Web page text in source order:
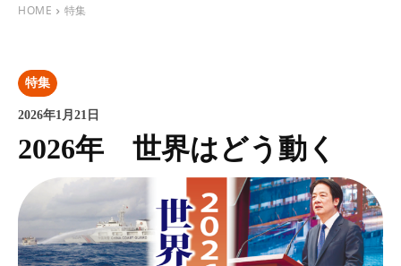
HOME 特集
特集
2026年1月21日
2026年 世界はどう動く